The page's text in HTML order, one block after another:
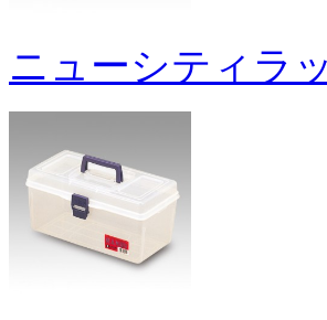
ニューシティラ